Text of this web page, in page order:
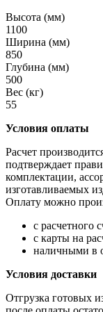
Высота (мм)
1100
Ширина (мм)
850
Глубина (мм)
500
Вес (кг)
55
Условия оплаты
Расчет
подтверждает
комплектации,
изготавливаемых
Оплату можно
с расчетного
с карты на
наличными в
Условия доставки
Отгрузка готовых